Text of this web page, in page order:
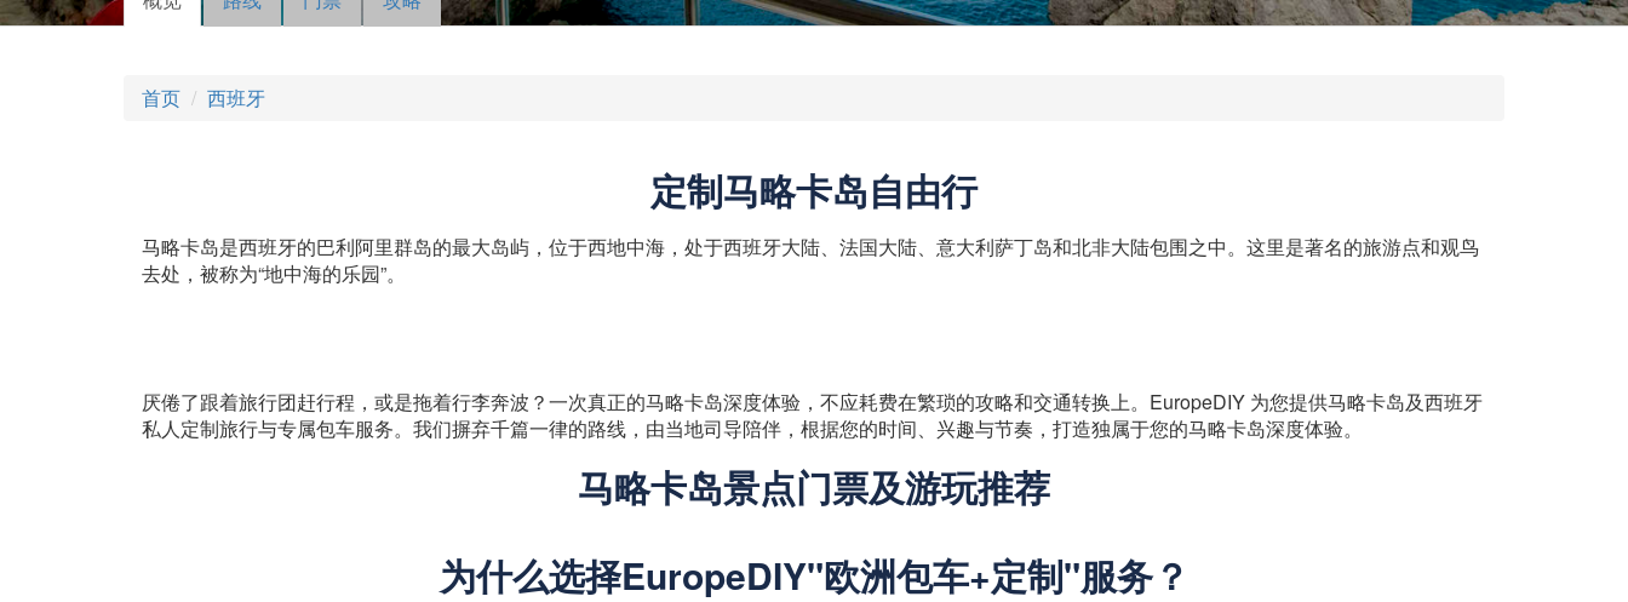
主标签
动标
首页 西班牙
定制马略卡岛自由行
马略卡岛是西班牙的巴利阿里群岛的最大岛屿，位于西地中海，处于西班牙大陆、法国大陆、意大利萨丁岛和北非大陆包围之中。这里是著名的旅游点和观鸟
去处，被称为“地中海的乐园”。
厌倦了跟着旅行团赶行程，或是拖着行李奔波？一次真正的马略卡岛深度体验，不应耗费在繁琐的攻略和交通转换上。EuropeDIY 为您提供马略卡岛及西班牙
私人定制旅行与专属包车服务。我们摒弃千篇一律的路线，由当地司导陪伴，根据您的时间、兴趣与节奏，打造独属于您的马略卡岛深度体验。
马略卡岛景点门票及游玩推荐
为什么选择EuropeDIY"欧洲包车+定制"服务？